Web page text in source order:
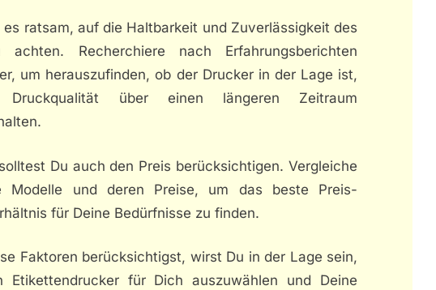
ratsam, auf die Haltbarkeit und Zuverlässigkeit des
achten. Recherchiere nach Erfahrungsberichten
um herauszufinden, ob der Drucker in der Lage ist,
über einen längeren Zeitraum
Du auch den Preis berücksichtigen. Vergleiche
Modelle und deren Preise, um das beste Preis-
für Deine Bedürfnisse zu finden.
Faktoren berücksichtigst, wirst Du in der Lage sein,
Etikettendrucker für Dich auszuwählen und Deine